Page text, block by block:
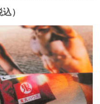
）